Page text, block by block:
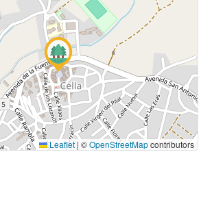
Leaflet | ©OpenStreetMapcontributors